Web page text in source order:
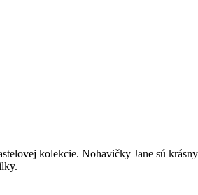
kolekcie. Nohavičky Jane sú